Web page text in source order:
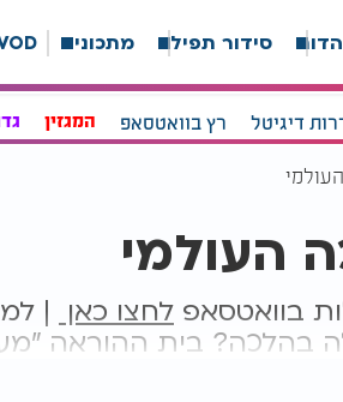
סידור תפילה מתכונים
דיגיטל רץ בוואטסאפ המגזין
העולמי
לחצו כאן |
בהלכה? בית ההוראה